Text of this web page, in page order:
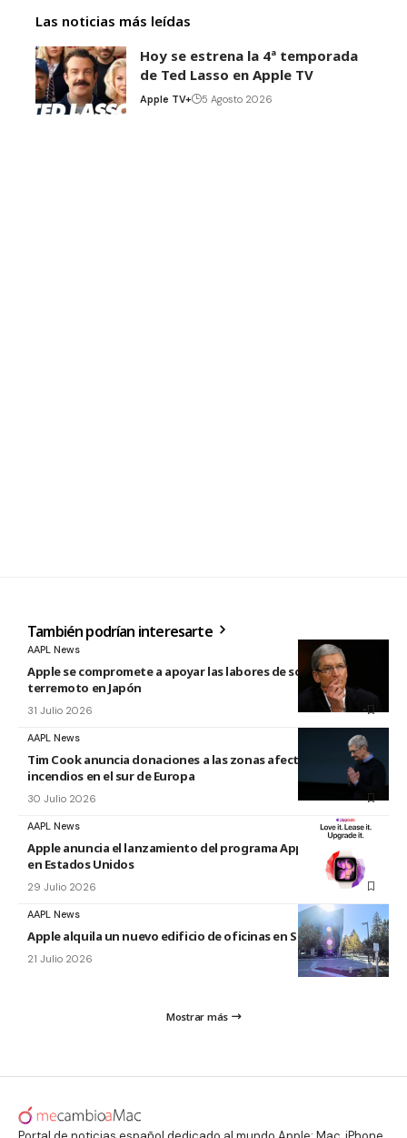
Las noticias más leídas
Hoy se estrena la 4ª temporada
de Ted Lasso en Apple TV
Apple TV+ 5 Agosto 2026
También podrían interesarte
AAPL News
Apple se compromete a apoyar las labores de socorro tras el
terremoto en Japón
31 Julio 2026
AAPL News
Tim Cook anuncia donaciones a las zonas afectadas por los
incendios en el sur de Europa
30 Julio 2026
AAPL News
Apple anuncia el lanzamiento del programa Apple Upgrade
en Estados Unidos
29 Julio 2026
AAPL News
Apple alquila un nuevo edificio de oficinas en Sunnyvale
21 Julio 2026
Mostrar más